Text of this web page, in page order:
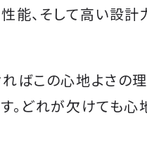
能、そして高い設計
ばこの心地よさの
。どれが欠けても心